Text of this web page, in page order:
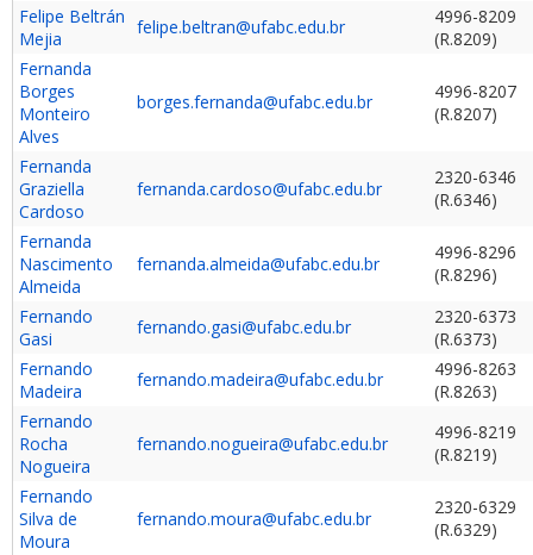
Felipe Beltrán
Mejia
felipe.beltran@ufabc.edu.br
4996-8209
(R.8209)
Fernanda
Borges
Monteiro
Alves
borges.fernanda@ufabc.edu.br
4996-8207
(R.8207)
Fernanda
Graziella
Cardoso
fernanda.cardoso@ufabc.edu.br
2320-6346
(R.6346)
Fernanda
Nascimento
Almeida
fernanda.almeida@ufabc.edu.br
4996-8296
(R.8296)
Fernando
Gasi
fernando.gasi@ufabc.edu.br
2320-6373
(R.6373)
Fernando
Madeira
fernando.madeira@ufabc.edu.br
4996-8263
(R.8263)
Fernando
Rocha
Nogueira
fernando.nogueira@ufabc.edu.br
4996-8219
(R.8219)
Fernando
Silva de
Moura
fernando.moura@ufabc.edu.br
2320-6329
(R.6329)